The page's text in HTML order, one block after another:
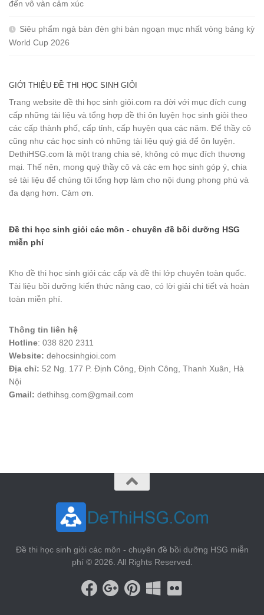
đến vô vàn cảm xúc
Siêu phẩm ngả bàn đèn ghi bàn ngoạn mục nhất vòng bảng kỳ
World Cup 2026
GIỚI THIỆU ĐỀ THI HỌC SINH GIỎI
Trang website đề thi học sinh giỏi.com ra đời với mục đích cung
cấp những tài liệu và tổng hợp đề thi ôn luyện học sinh giỏi theo
các cấp thành phố, cấp tỉnh, cấp huyện qua các năm. Để thầy cô
cũng như các học sinh có những tài liệu quý giá để ôn luyện.
DethiHSG.com là một trang chia sẻ, không có mục đích thương
mại. Thế nên, mong quý thầy cô và các em học sinh góp ý, chia
sẻ tài liệu để chúng tôi tổng hợp làm cho nội dung phong phú và
đa dạng hơn. Cảm ơn.
Đề thi học sinh giỏi các môn - chuyên đề bồi dưỡng HSG
miễn phí
Kho đề thi học sinh giỏi các cấp và đề thi lớp chuyên toàn quốc.
Tài liệu bồi dưỡng kiến thức nâng cao, có lời giải chi tiết và hoàn
toàn miễn phí.
Thông tin liên hệ
Hotline: 038 820 2311
Website: dehocsinhgioi.com
Địa chỉ: 52 Ng. 177 P. Định Công, Định Công, Thanh Xuân, Hà
Nội
Gmail: dethihsg.com@gmail.com
Đề thi học sinh giỏi các môn - chuyên đề bồi dưỡng HSG miễn
phí © 2026. All Rights Reserved.